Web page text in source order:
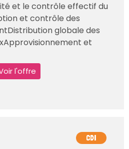
et le contrôle effectif du
et contrôle des
globale des
et
l'offre
CDI